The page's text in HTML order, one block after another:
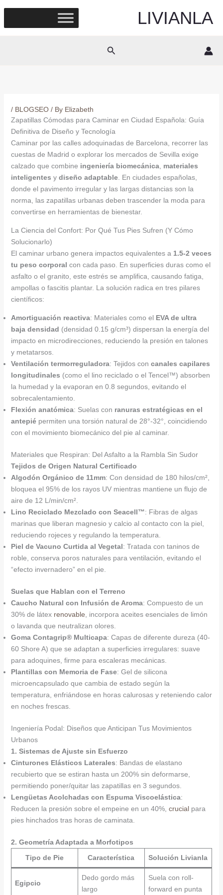
content
LIVIANLA
Search
/ BLOGSEO/ By Elizabeth
Zapatillas Cómodas para Caminar en Ciudad Española: Guía
Definitiva de Diseño y Tecnología
Caminar por las calles adoquinadas de Barcelona, recorrer las
cuestas de Madrid o explorar los mercados de Sevilla exige
calzado que combine ingeniería biomecánica, materiales
inteligentes y diseño adaptable. En ciudades españolas,
donde el pavimento irregular y las largas distancias son la
norma, las zapatillas urbanas deben trascender la moda para
convertirse en herramientas de bienestar.
La Ciencia del Confort: Por Qué Tus Pies Sufren (Y Cómo
Solucionarlo)
El caminar urbano genera impactos equivalentes a 1.5-2 veces
tu peso corporal con cada paso. En superficies duras como el
asfalto o el granito, este estrés se amplifica, causando fatiga,
ampollas o fascitis plantar. La solución radica en tres pilares
científicos:
Amortiguación reactiva: Materiales como el EVA de ultra
baja densidad (densidad 0.15 g/cm³) dispersan la energía del
impacto en microdirecciones, reduciendo la presión en talones
y metatarsos.
Ventilación termorreguladora: Tejidos con canales capilares
longitudinales (como el lino reciclado o el Tencel™) absorben
la humedad y la evaporan en 0.8 segundos, evitando el
sobrecalentamiento.
Flexión anatómica: Suelas con ranuras estratégicas en el
antepiépermiten una torsión natural de 28°-32°, coincidiendo
con el movimiento biomecánico del pie al caminar.
Materiales que Respiran: Del Asfalto a la Rambla Sin Sudor
Tejidos de Origen Natural Certificado
Algodón Orgánico de 11mm: Con densidad de 180 hilos/cm²,
bloquea el 95% de los rayos UV mientras mantiene un flujo de
aire de 12 L/min/cm².
Lino Reciclado Mezclado con Seacell™: Fibras de algas
marinas que liberan magnesio y calcio al contacto con la piel,
reduciendo rojeces y regulando la temperatura.
Piel de Vacuno Curtida al Vegetal: Tratada con taninos de
roble, conserva poros naturales para ventilación, evitando el
“efecto invernadero” en el pie.
Suelas que Hablan con el Terreno
Caucho Natural con Infusión de Aroma: Compuesto de un
30% de látex renovable , incorpora aceites esenciales de limón
o lavanda que neutralizan olores.
Goma Contagrip® Multicapa: Capas de diferente dureza (40-
60 Shore A) que se adaptan a superficies irregulares: suave
para adoquines, firme para escaleras mecánicas.
Plantillas con Memoria de Fase: Gel de silicona
microencapsulado que cambia de estado según la
temperatura, enfriándose en horas calurosas y reteniendo calor
en noches frescas.
Ingeniería Podal: Diseños que Anticipan Tus Movimientos
Urbanos
1. Sistemas de Ajuste sin Esfuerzo
Cinturones Elásticos Laterales: Bandas de elastano
recubierto que se estiran hasta un 200% sin deformarse,
permitiendo poner/quitar las zapatillas en 3 segundos.
Lengüetas Acolchadas con Espuma Viscoelástica:
Reducen la presión sobre el empeine en un 40%, crucialpara
pies hinchados tras horas de caminata.
2. Geometría Adaptada a Morfotipos
Tipo de Pie
Característica Solución Livianla
Egipcio
Dedo gordo más
largo
Suela con roll-
forward en punta